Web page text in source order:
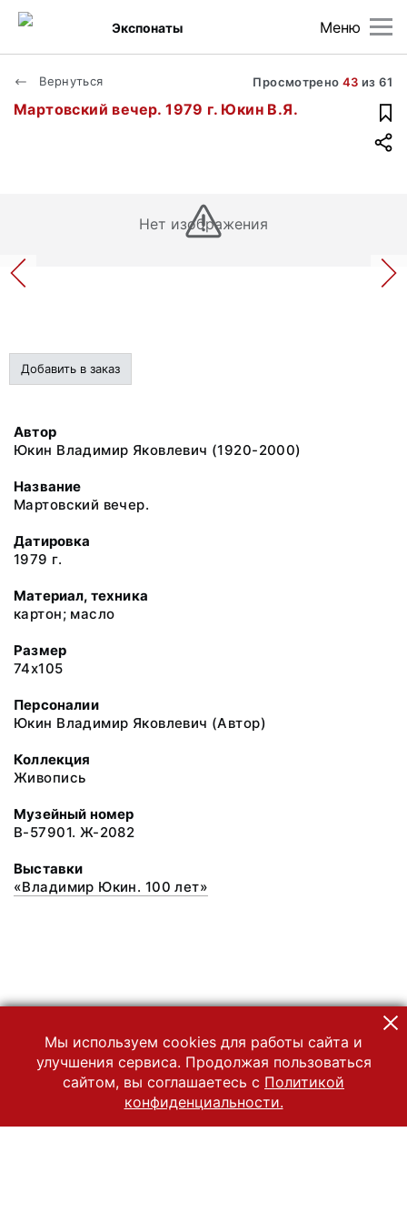
Меню
Экспонаты
Вернуться Просмотрено 43 из61
Мартовский вечер. 1979 г. Юкин В.Я.
Нет изображения
Добавить в заказ
Автор
Юкин Владимир Яковлевич (1920-2000)
Название
Мартовский вечер.
Датировка
1979 г.
Материал, техника
картон; масло
Размер
74x105
Персоналии
Юкин Владимир Яковлевич (Автор)
Коллекция
Живопись
Музейный номер
В-57901. Ж-2082
Выставки
«Владимир Юкин. 100 лет»
Мы используем cookies для работы сайта и
улучшения сервиса. Продолжая пользоваться
сайтом, вы соглашаетесь с Политикой
конфиденциальности.